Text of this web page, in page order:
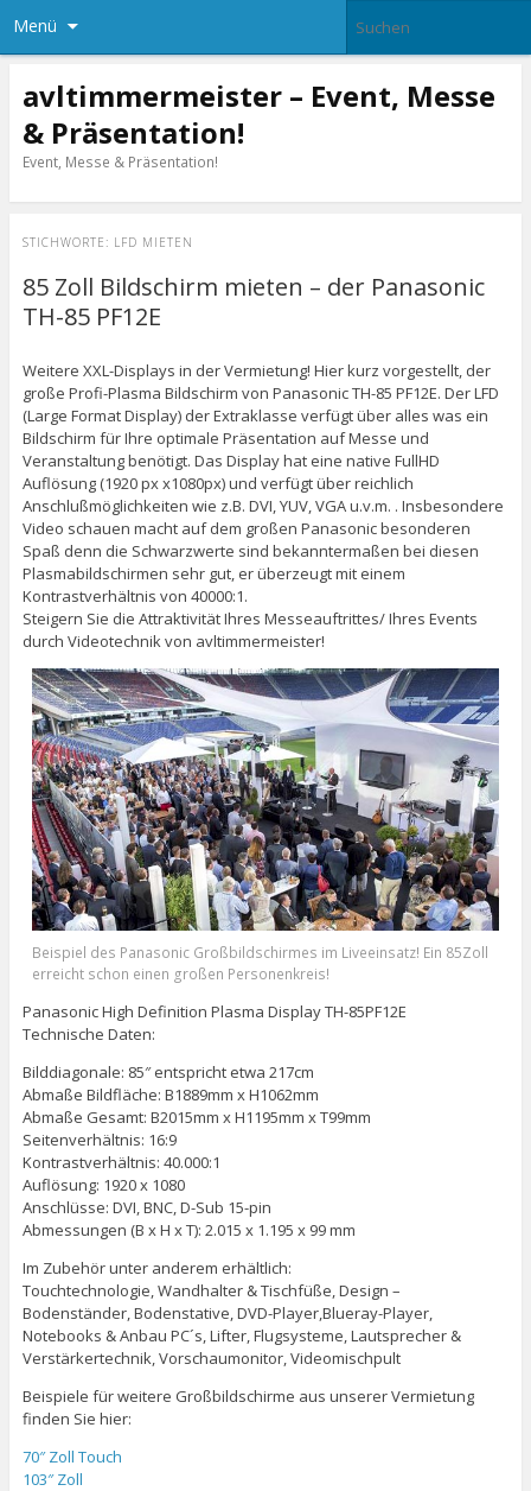
Menü
avltimmermeister – Event, Messe
& Präsentation!
Event, Messe & Präsentation!
STICHWORTE: LFD MIETEN
85 Zoll Bildschirm mieten – der Panasonic
TH-85 PF12E
Weitere XXL-Displays in der Vermietung! Hier kurz vorgestellt, der
große Profi-Plasma Bildschirm von Panasonic TH-85 PF12E. Der LFD
(Large Format Display) der Extraklasse verfügt über alles was ein
Bildschirm für Ihre optimale Präsentation auf Messe und
Veranstaltung benötigt. Das Display hat eine native FullHD
Auflösung (1920 px x1080px) und verfügt über reichlich
Anschlußmöglichkeiten wie z.B. DVI, YUV, VGA u.v.m. . Insbesondere
Video schauen macht auf dem großen Panasonic besonderen
Spaß denn die Schwarzwerte sind bekanntermaßen bei diesen
Plasmabildschirmen sehr gut, er überzeugt mit einem
Kontrastverhältnis von 40000:1.
Steigern Sie die Attraktivität Ihres Messeauftrittes/ Ihres Events
durch Videotechnik von avltimmermeister!
Beispiel des Panasonic Großbildschirmes im Liveeinsatz! Ein 85Zoll
erreicht schon einen großen Personenkreis!
Panasonic High Definition Plasma Display TH-85PF12E
Technische Daten:
Bilddiagonale: 85″ entspricht etwa 217cm
Abmaße Bildfläche: B1889mm x H1062mm
Abmaße Gesamt: B2015mm x H1195mm x T99mm
Seitenverhältnis: 16:9
Kontrastverhältnis: 40.000:1
Auflösung: 1920 x 1080
Anschlüsse: DVI, BNC, D-Sub 15-pin
Abmessungen (B x H x T): 2.015 x 1.195 x 99 mm
Im Zubehör unter anderem erhältlich:
Touchtechnologie, Wandhalter & Tischfüße, Design –
Bodenständer, Bodenstative, DVD-Player,Blueray-Player,
Notebooks & Anbau PC´s, Lifter, Flugsysteme, Lautsprecher &
Verstärkertechnik, Vorschaumonitor, Videomischpult
Beispiele für weitere Großbildschirme aus unserer Vermietung
finden Sie hier:
70″ Zoll Touch
103″ Zoll